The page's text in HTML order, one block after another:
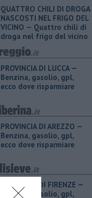
QUATTRO CHILI DI DROGA
NASCOSTI NEL FRIGO DEL
VICINO — Quattro chili di
droga nel frigo del vicino
PROVINCIA DI LUCCA — ​
Benzina, gasolio, gpl,
ecco dove risparmiare
PROVINCIA DI AREZZO — ​
Benzina, gasolio, gpl,
ecco dove risparmiare
PROVINCIA DI FIRENZE — ​
Benzina, gasolio, gpl,